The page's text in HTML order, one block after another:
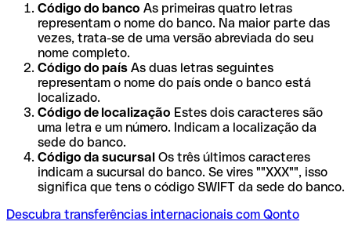
Código do banco As primeiras quatro letras
representam o nome do banco. Na maior parte das
vezes, trata-se de uma versão abreviada do seu
nome completo.
Código do país As duas letras seguintes
representam o nome do país onde o banco está
localizado.
Código de localização Estes dois caracteres são
uma letra e um número. Indicam a localização da
sede do banco.
Código da sucursal Os três últimos caracteres
indicam a sucursal do banco. Se vires ""XXX"", isso
significa que tens o código SWIFT da sede do banco.
Descubra transferências internacionais com Qonto